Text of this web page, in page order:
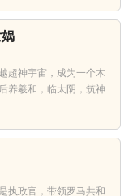
超神宇宙，成为一个木
养羲和，临太阴，筑神
执政官，带领罗马共和